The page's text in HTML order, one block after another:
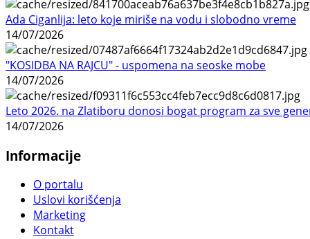
Ada Ciganlija: leto koje miriše na vodu i slobodno vreme
14/07/2026
"KOSIDBA NA RAJCU" - uspomena na seoske mobe
14/07/2026
Leto 2026. na Zlatiboru donosi bogat program za sve
14/07/2026
Informacije
O portalu
Uslovi korišćenja
Marketing
Kontakt